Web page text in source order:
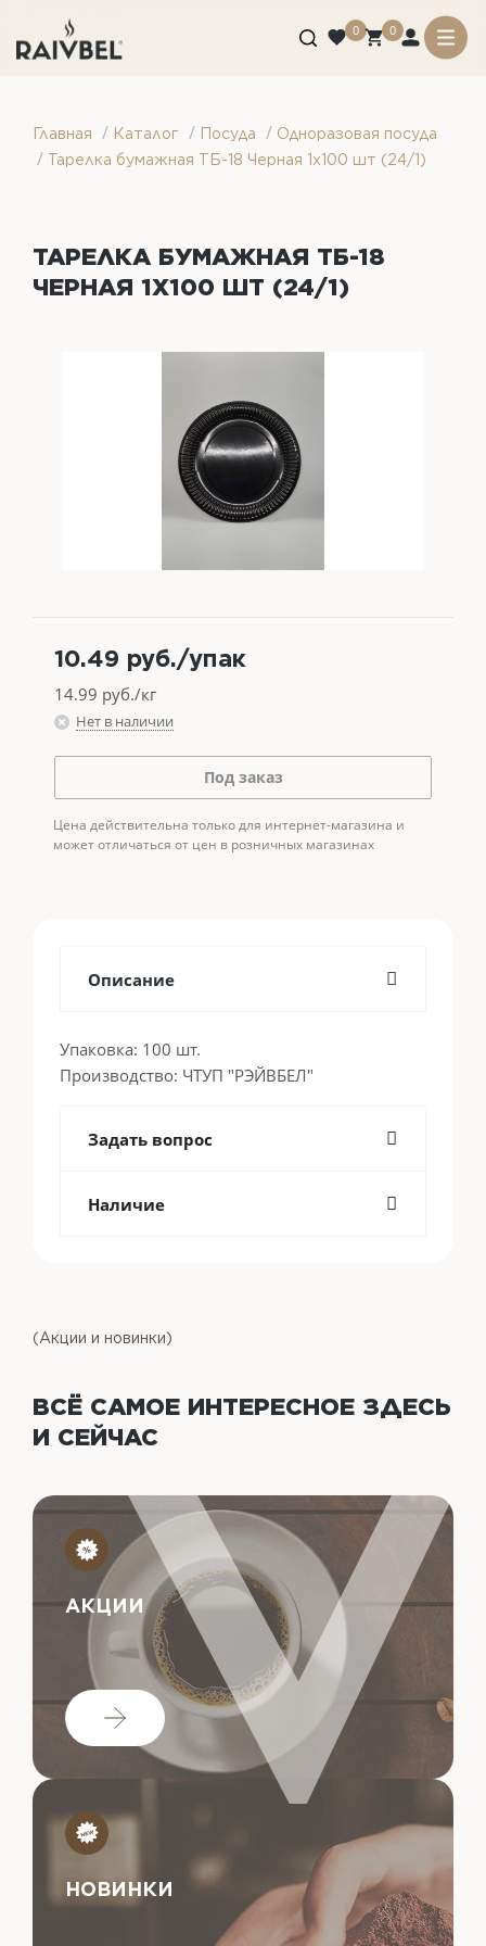
0 0
Главная / Каталог / Посуда / Одноразовая посуда
/ Тарелка бумажная ТБ-18 Черная 1х100 шт (24/1)
ТАРЕЛКА БУМАЖНАЯ ТБ-18
ЧЕРНАЯ 1Х100 ШТ (24/1)
10.49 руб./упак
14.99 руб./кг
Нет в наличии
Под заказ
Цена действительна только для интернет-магазина и
может отличаться от цен в розничных магазинах
Описание
Упаковка: 100 шт.
Производство: ЧТУП "РЭЙВБЕЛ"
Задать вопрос
Наличие
(Акции и новинки)
ВСЁ САМОЕ ИНТЕРЕСНОЕ ЗДЕСЬ
И СЕЙЧАС
АКЦИИ
НОВИНКИ